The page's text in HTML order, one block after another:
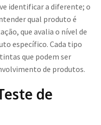
identificar a diferente; o
qual produto é
que avalia o nível de
específico. Cada tipo
que podem ser
de produtos.
de